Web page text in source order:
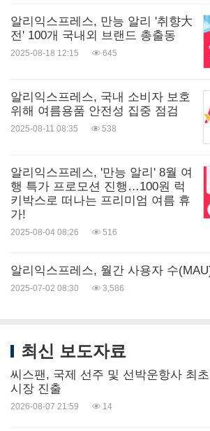
알리익스프레스, 만능 알리 '취향大
전' 100개 국내외 브랜드 총출동
2025-08-18 12:15 645
알리익스프레스, 국내 소비자 보호
위해 여름용품 안전성 집중 점검
2025-08-11 08:35 538
알리익스프레스, '만능 알리' 8월 여
행 특가 프로모션 진행…100원 럭
키박스로 떠나는 프리미엄 여름 휴
가!
2025-08-04 08:26 516
알리익스프레스, 월간 사용자 수
2025-07-02 08:30 3,586
최신 보도자료
씨스팬, 국제 선주 및 선박운항사 최
시장 진출
2026-08-07 21:59 14